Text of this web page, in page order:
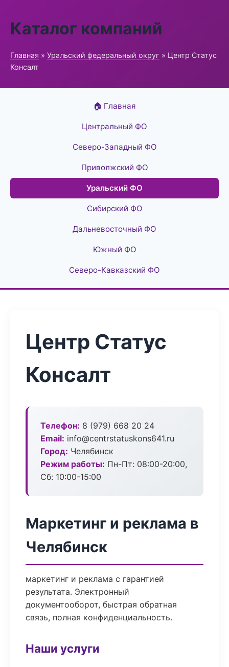
Каталог компаний
Главная » Уральский федеральный округ » Центр Статус
Консалт
🏠 Главная
Центральный ФО
Северо-Западный ФО
Приволжский ФО
Уральский ФО
Сибирский ФО
Дальневосточный ФО
Южный ФО
Северо-Кавказский ФО
Центр Статус
Консалт
Телефон: 8 (979) 668 20 24
Email: info@centrstatuskons641.ru
Город: Челябинск
Режим работы: Пн-Пт: 08:00-20:00,
Сб: 10:00-15:00
Маркетинг и реклама в
Челябинск
маркетинг и реклама с гарантией
результата. Электронный
документооборот, быстрая обратная
связь, полная конфиденциальность.
Наши услуги